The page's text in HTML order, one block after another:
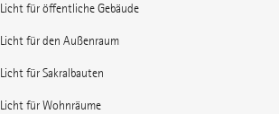
Licht für öffentliche Gebäude
Licht für den Außenraum
Licht für Sakralbauten
Licht für Wohnräume